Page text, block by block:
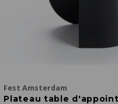
Fest Amsterdam
Plateau table